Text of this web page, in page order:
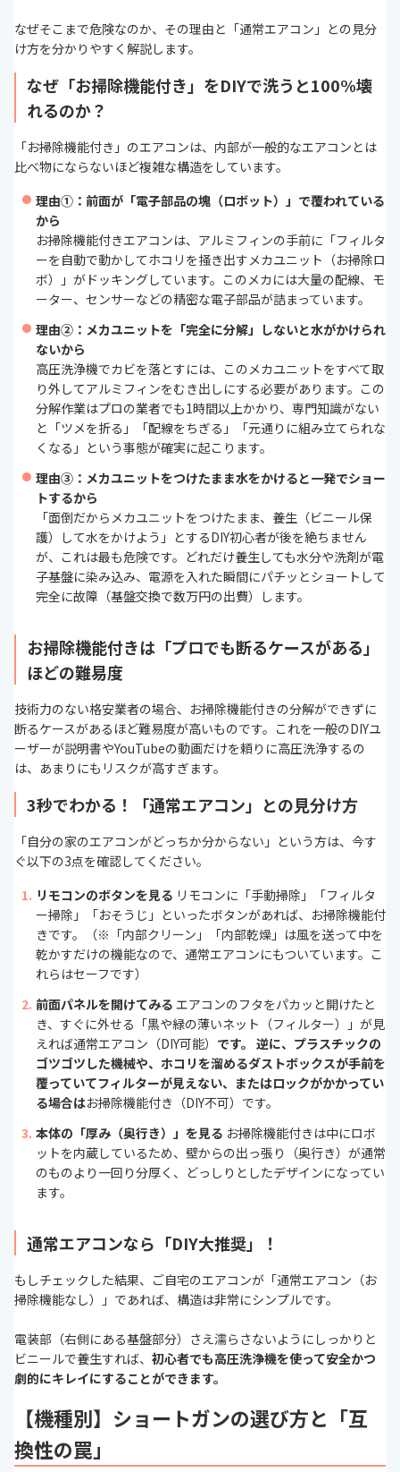
なぜそこまで危険なのか、その理由と「通常エアコン」との見分
け方を分かりやすく解説します。
なぜ「お掃除機能付き」をDIYで洗うと100%壊
れるのか？
「お掃除機能付き」のエアコンは、内部が一般的なエアコンとは
比べ物にならないほど複雑な構造をしています。
理由①：前面が「電子部品の塊（ロボット）」で覆われている
から
お掃除機能付きエアコンは、アルミフィンの手前に「フィルタ
ーを自動で動かしてホコリを掻き出すメカユニット（お掃除ロ
ボ）」がドッキングしています。このメカには大量の配線、モ
ーター、センサーなどの精密な電子部品が詰まっています。
理由②：メカユニットを「完全に分解」しないと水がかけられ
ないから
高圧洗浄機でカビを落とすには、このメカユニットをすべて取
り外してアルミフィンをむき出しにする必要があります。この
分解作業はプロの業者でも1時間以上かかり、専門知識がない
と「ツメを折る」「配線をちぎる」「元通りに組み立てられな
くなる」という事態が確実に起こります。
理由③：メカユニットをつけたまま水をかけると一発でショー
トするから
「面倒だからメカユニットをつけたまま、養生（ビニール保
護）して水をかけよう」とするDIY初心者が後を絶ちません
が、これは最も危険です。どれだけ養生しても水分や洗剤が電
子基盤に染み込み、電源を入れた瞬間にパチッとショートして
完全に故障（基盤交換で数万円の出費）します。
お掃除機能付きは「プロでも断るケースがある」
ほどの難易度
技術力のない格安業者の場合、お掃除機能付きの分解ができずに
断るケースがあるほど難易度が高いものです。これを一般のDIYユ
ーザーが説明書やYouTubeの動画だけを頼りに高圧洗浄するの
は、あまりにもリスクが高すぎます。
3秒でわかる！「通常エアコン」との見分け方
「自分の家のエアコンがどっちか分からない」という方は、今す
ぐ以下の3点を確認してください。
リモコンのボタンを見る リモコンに「手動掃除」「フィルタ
ー掃除」「おそうじ」といったボタンがあれば、お掃除機能付
きです。（※「内部クリーン」「内部乾燥」は風を送って中を
乾かすだけの機能なので、通常エアコンにもついています。こ
れらはセーフです）
前面パネルを開けてみる エアコンのフタをパカッと開けたと
き、すぐに外せる「黒や緑の薄いネット（フィルター）」が見
えれば通常エアコン（DIY可能） です。 逆に、プラスチックの
ゴツゴツした機械や、ホコリを溜めるダストボックスが手前を
覆っていてフィルターが見えない、またはロックがかかってい
る場合はお掃除機能付き（DIY不可）です。
本体の「厚み（奥行き）」を見る お掃除機能付きは中にロボ
ットを内蔵しているため、壁からの出っ張り（奥行き）が通常
のものより一回り分厚く、どっしりとしたデザインになってい
ます。
通常エアコンなら「DIY大推奨」！
もしチェックした結果、ご自宅のエアコンが「通常エアコン（お
掃除機能なし）」であれば、構造は非常にシンプルです。
電装部（右側にある基盤部分）さえ濡らさないようにしっかりと
ビニールで養生すれば、 初心者でも高圧洗浄機を使って安全かつ
劇的にキレイにすることができます。
【機種別】ショートガンの選び方と「互
換性の罠」